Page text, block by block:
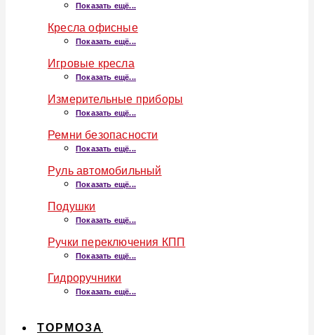
Показать ещё...
Кресла офисные
Показать ещё...
Игровые кресла
Показать ещё...
Измерительные приборы
Показать ещё...
Ремни безопасности
Показать ещё...
Руль автомобильный
Показать ещё...
Подушки
Показать ещё...
Ручки переключения КПП
Показать ещё...
Гидроручники
Показать ещё...
ТОРМОЗА